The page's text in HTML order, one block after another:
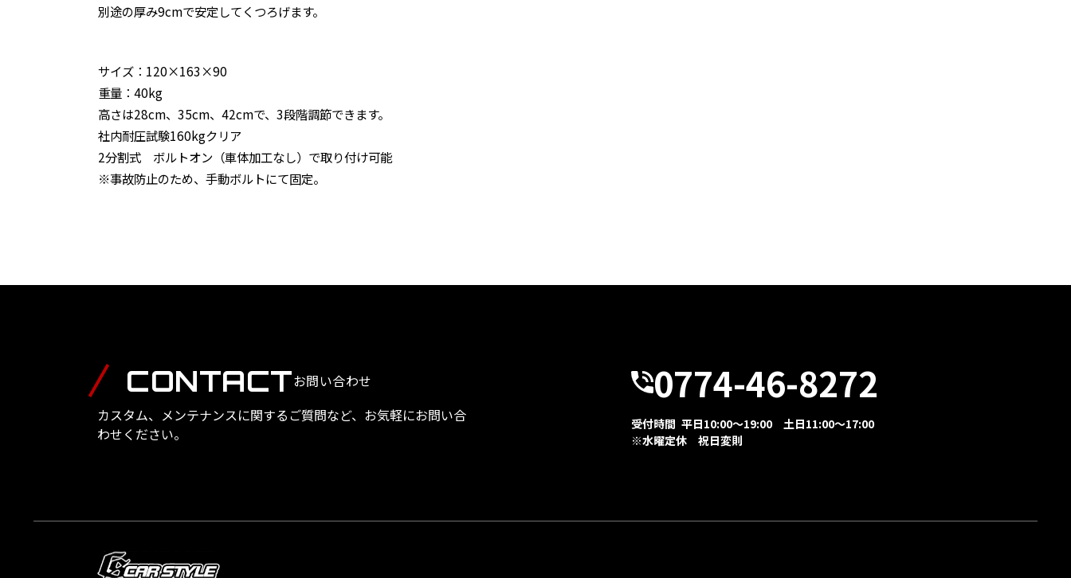
別途の厚み9cmで安定してくつろげます。
サイズ：120×163×90
重量：40kg
高さは28cm、35cm、42cmで、3段階調節できます。
社内耐圧試験160kgクリア
2分割式 ボルトオン（車体加工なし）で取り付け可能
※事故防止のため、手動ボルトにて固定。
CONTACTお問い合わせ
カスタム、メンテナンスに関するご質問など、お気軽にお問い合
わせください。
0774-46-8272
受付時間 平日10:00～19:00 土日11:00～17:00
※水曜定休 祝日変則